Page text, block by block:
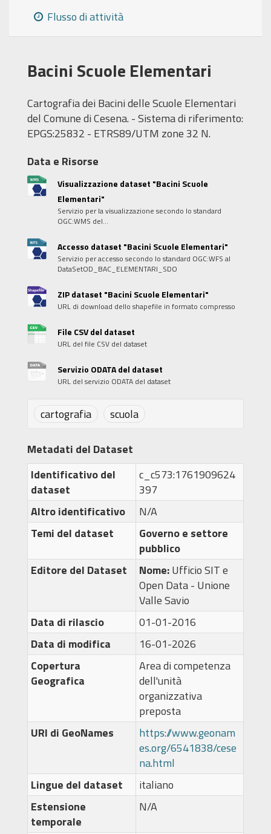
Flusso di attività
Bacini Scuole Elementari
Cartografia dei Bacini delle Scuole Elementari
del Comune di Cesena. - Sistema di riferimento:
EPGS:25832 - ETRS89/UTM zone 32 N.
Data e Risorse
Visualizzazione dataset "Bacini Scuole
Elementari"
Servizio per la visualizzazione secondo lo standard
OGC:WMS del...
Accesso dataset "Bacini Scuole Elementari"
Servizio per accesso secondo lo standard OGC:WFS al
DataSetOD_BAC_ELEMENTARI_SDO
ZIP dataset "Bacini Scuole Elementari"
URL di download dello shapefile in formato compresso
File CSV del dataset
URL del file CSV del dataset
Servizio ODATA del dataset
URL del servizio ODATA del dataset
cartografia scuola
Metadati del Dataset
Identificativo del
dataset
c_c573:1761909624
397
Altro identificativo
N/A
Temi del dataset
Governo e settore
pubblico
Editore del Dataset
Nome:Ufficio SIT e
Open Data - Unione
Valle Savio
Data di rilascio
01-01-2016
Data di modifica
16-01-2026
Copertura
Geografica
Area di competenza
dell'unità
organizzativa
preposta
URI di GeoNames
https://www.geonam
es.org/6541838/cese
na.html
Lingue del dataset
italiano
Estensione
temporale
N/A